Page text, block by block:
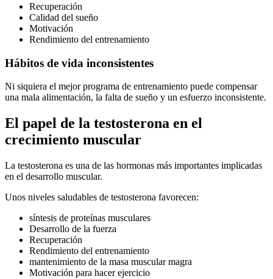
Recuperación
Calidad del sueño
Motivación
Rendimiento del entrenamiento
Hábitos de vida inconsistentes
Ni siquiera el mejor programa de entrenamiento puede compensar
una mala alimentación, la falta de sueño y un esfuerzo inconsistente.
El papel de la testosterona en el
crecimiento muscular
La testosterona es una de las hormonas más importantes implicadas
en el desarrollo muscular.
Unos niveles saludables de testosterona favorecen:
síntesis de proteínas musculares
Desarrollo de la fuerza
Recuperación
Rendimiento del entrenamiento
mantenimiento de la masa muscular magra
Motivación para hacer ejercicio